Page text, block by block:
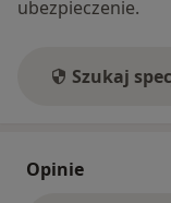
ubezpieczenie.
Szukaj
Opinie